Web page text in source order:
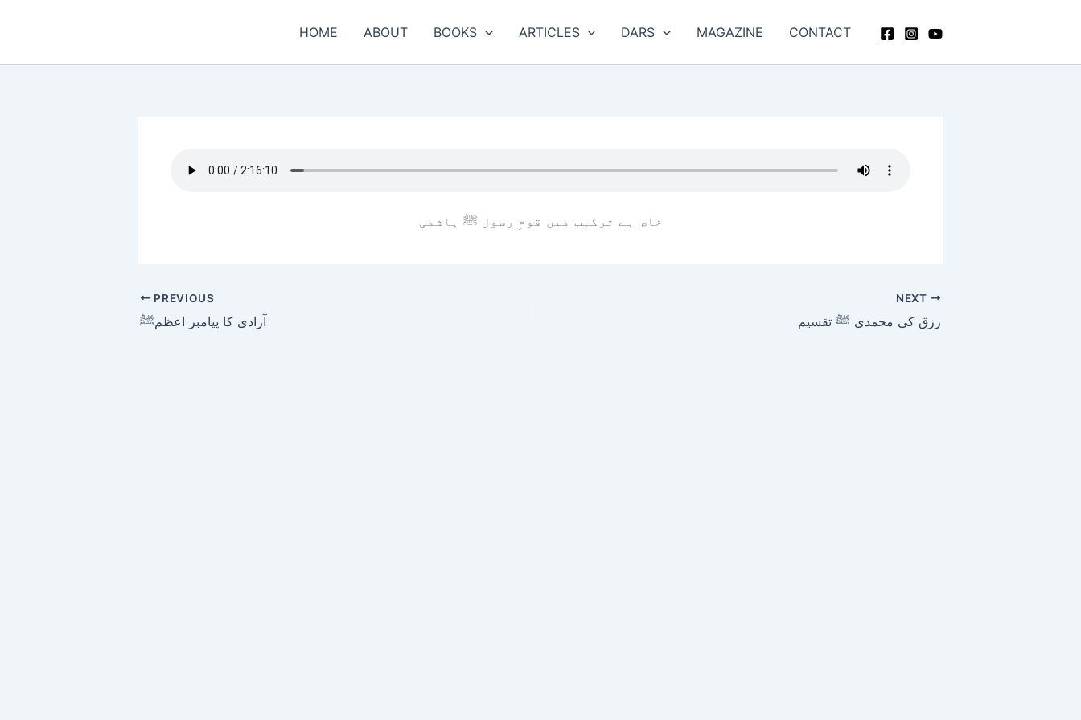
HOME ABOUT BOOKS ARTICLES DARS MAGAZINE CONTACT
خاص ہے ترکیب میں قومِ رسول ﷺ ہاشمی
PREVIOUS
آزادی کا پیامبر اعظمﷺ
NEXT
رزق کی محمدی ﷺ تقسیم